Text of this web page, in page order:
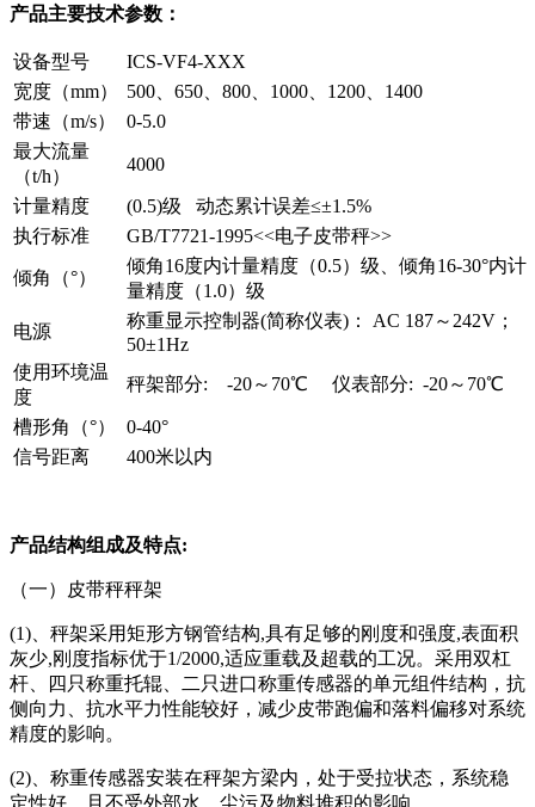
产品主要技术参数：
设备型号
ICS-VF4-XXX
宽度（mm）
500、650、800、1000、1200、1400
带速（m/s）
0-5.0
最大流量
（t/h）
4000
计量精度
(0.5)级 动态累计误差≤±1.5%
执行标准
GB/T7721-1995<<电子皮带秤>>
倾角（°）
倾角16度内计量精度（0.5）级、倾角16-30°内计
量精度（1.0）级
电源
称重显示控制器(简称仪表)： AC 187～242V；
50±1Hz
使用环境温
度
秤架部分: -20～70℃ 仪表部分: -20～70℃
槽形角（°）
0-40°
信号距离
400米以内
产品结构组成及特点:
（一）皮带秤秤架
(1)、秤架采用矩形方钢管结构,具有足够的刚度和强度,表面积
灰少,刚度指标优于1/2000,适应重载及超载的工况。采用双杠
杆、四只称重托辊、二只进口称重传感器的单元组件结构，抗
侧向力、抗水平力性能较好，减少皮带跑偏和落料偏移对系统
精度的影响。
(2)、称重传感器安装在秤架方梁内，处于受拉状态，系统稳
定性好，且不受外部水、尘污及物料堆积的影响。